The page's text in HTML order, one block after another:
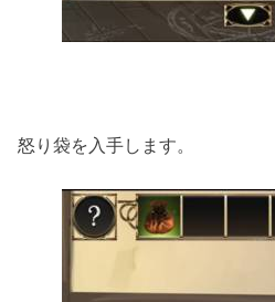
怒り袋を入手します。